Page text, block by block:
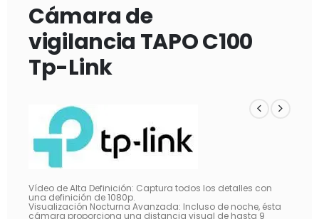
Cámara de
vigilancia TAPO C100
Tp-Link
Vídeo de Alta Definición: Captura todos los detalles con
una definición de 1080p.
Visualización Nocturna Avanzada: Incluso de noche, ésta
cámara proporciona una distancia visual de hasta 9